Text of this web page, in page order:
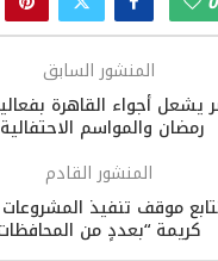
المنشور السابق
أجواء القاهرة
رمضان والمواسم الاحتفالية
المنشور القادم
موقف تنفيذ
كريمة “بعددٍ من